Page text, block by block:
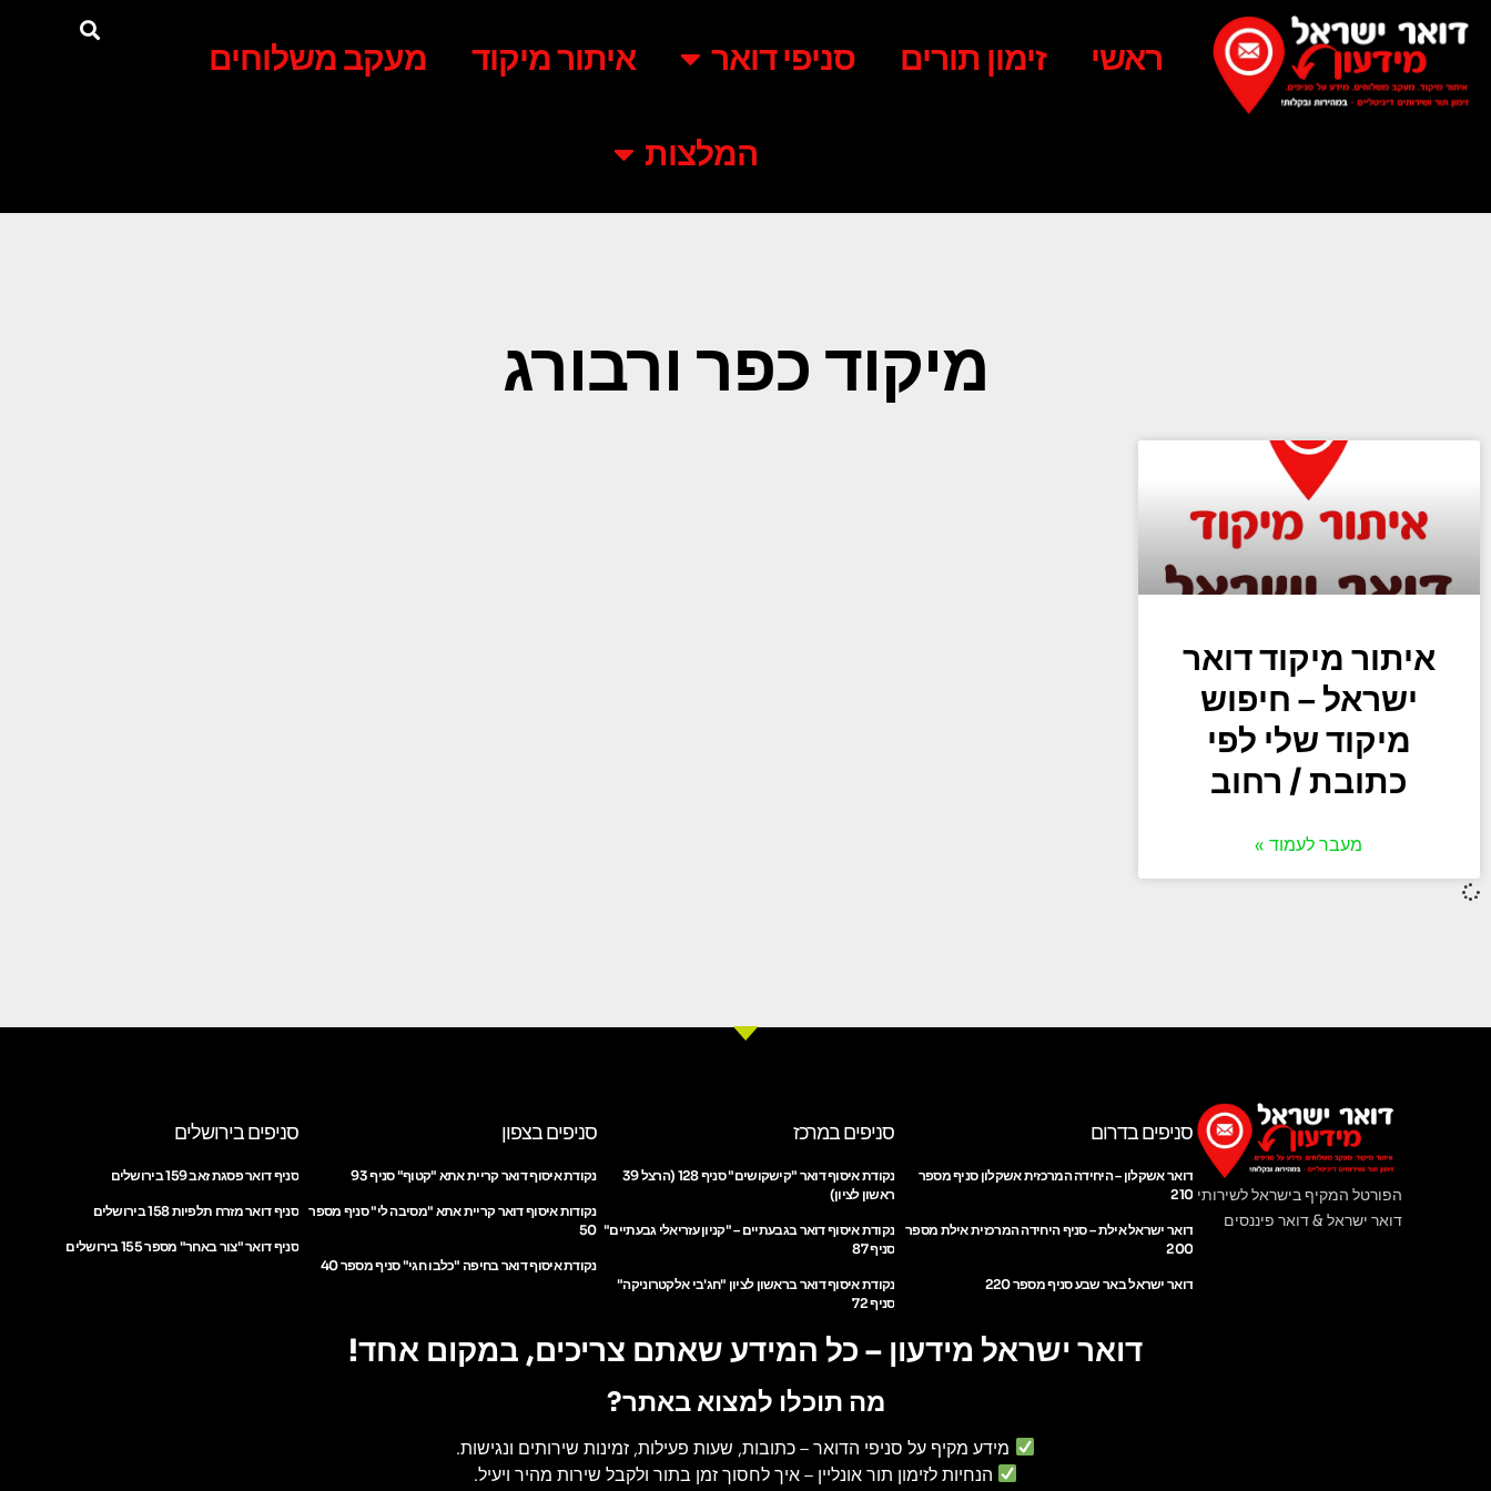
ראשי זימון תורים סניפי דואר איתור מיקוד מעקב משלוחים
המלצות
מיקוד כפר ורבורג
איתור מיקוד דואר
ישראל – חיפוש
מיקוד שלי לפי
כתובת / רחוב
מעבר לעמוד »
הפורטל המקיף בישראל לשירותי
דואר ישראל & דואר פיננסים
סניפים בדרום
דואר אשקלון – היחידה המרכזית אשקלון סניף מספר
210
דואר ישראל אילת – סניף היחידה המרכזית אילת מספר
200
דואר ישראל באר שבע סניף מספר 220
סניפים במרכז
נקודת איסוף דואר "קישקושים" סניף 128 (הרצל 39
ראשון לציון)
נקודת איסוף דואר בגבעתיים – "קניון עזריאלי גבעתיים"
סניף 87
נקודת איסוף דואר בראשון לציון "חג'בי אלקטרוניקה"
סניף 72
סניפים בצפון
נקודת איסוף דואר קריית אתא "קטוף" סניף 93
נקודות איסוף דואר קריית אתא "מסיבה לי" סניף מספר
50
נקודת איסוף דואר בחיפה "כלבו חגי" סניף מספר 40
סניפים בירושלים
סניף דואר פסגת זאב 159 בירושלים
סניף דואר מזרח תלפיות 158 בירושלים
סניף דואר "צור באחר" מספר 155 בירושלים
דואר ישראל מידעון – כל המידע שאתם צריכים, במקום אחד!
מה תוכלו למצוא באתר?
מידע מקיף על סניפי הדואר– כתובות, שעות פעילות, זמינות שירותים ונגישות.
הנחיות לזימון תור אונליין – איך לחסוך זמן בתור ולקבל שירות מהיר ויעיל.